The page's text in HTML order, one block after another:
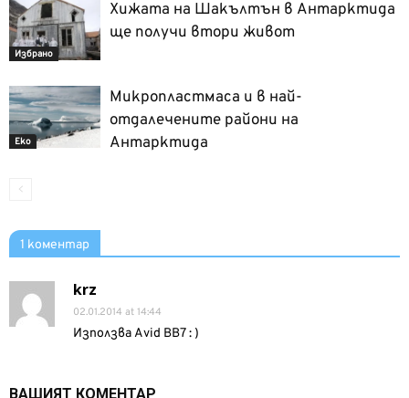
Избрано
Хижата на Шакълтън в Антарктида
ще получи втори живот
Еко
Микропластмаса и в най-
отдалечените райони на
Антарктида
1 коментар
krz
02.01.2014 at 14:44
Използва Avid BB7 : )
ВАШИЯТ КОМЕНТАР